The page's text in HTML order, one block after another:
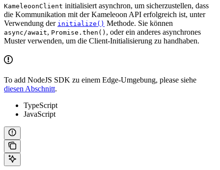
KameleoonClient initialisiert asynchron, um sicherzustellen, dass
die Kommunikation mit der Kameleoon API erfolgreich ist, unter
Verwendung der initialize() Methode. Sie können
async/await, Promise.then() , oder ein anderes asynchrones
Muster verwenden, um die Client-Initialisierung zu handhaben.
To add NodeJS SDK zu einem Edge-Umgebung, please siehe
diesen Abschnitt.
TypeScript
JavaScript